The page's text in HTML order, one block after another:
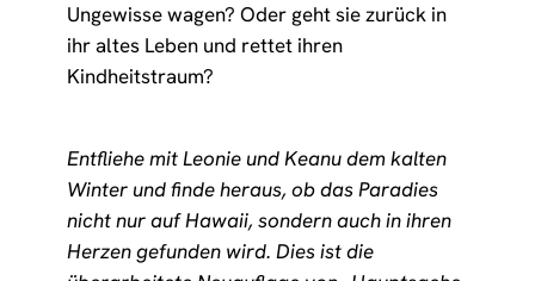
Ungewisse wagen? Oder geht sie zurück in
ihr altes Leben und rettet ihren
Kindheitstraum?
Entfliehe mit Leonie und Keanu dem kalten
Winter und finde heraus, ob das Paradies
nicht nur auf Hawaii, sondern auch in ihren
Herzen gefunden wird. Dies ist die